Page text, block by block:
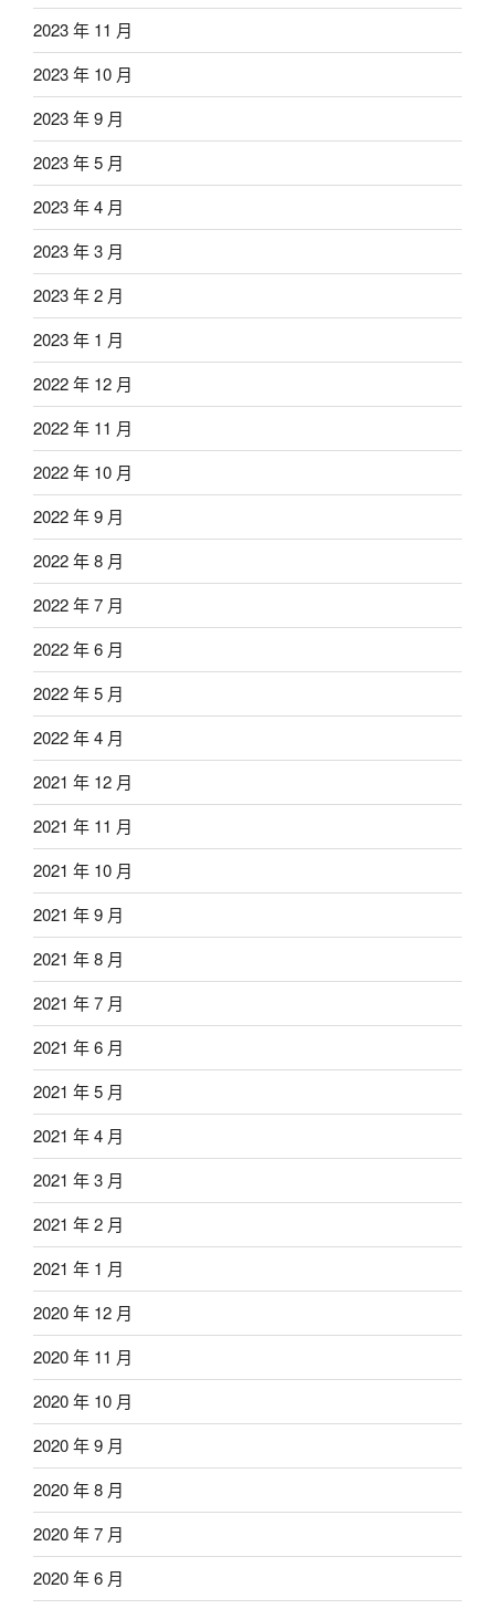
2023 年 11 月
2023 年 10 月
2023 年 9 月
2023 年 5 月
2023 年 4 月
2023 年 3 月
2023 年 2 月
2023 年 1 月
2022 年 12 月
2022 年 11 月
2022 年 10 月
2022 年 9 月
2022 年 8 月
2022 年 7 月
2022 年 6 月
2022 年 5 月
2022 年 4 月
2021 年 12 月
2021 年 11 月
2021 年 10 月
2021 年 9 月
2021 年 8 月
2021 年 7 月
2021 年 6 月
2021 年 5 月
2021 年 4 月
2021 年 3 月
2021 年 2 月
2021 年 1 月
2020 年 12 月
2020 年 11 月
2020 年 10 月
2020 年 9 月
2020 年 8 月
2020 年 7 月
2020 年 6 月